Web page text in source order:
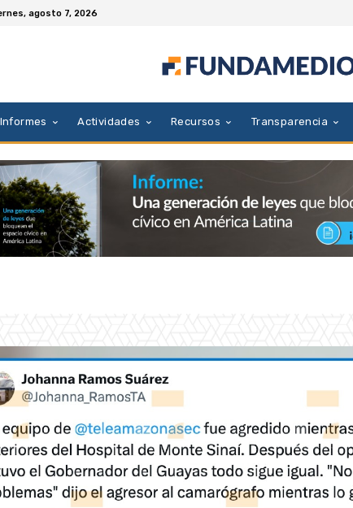
agosto 7, 2026
Informes Actividades Recursos Transparencia